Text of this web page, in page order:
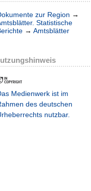
zur Region →
Statistische
→ Amtsblätter
Medienwerk ist im
des deutschen
nutzbar.